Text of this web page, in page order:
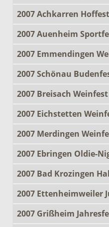
2007 Achkarren Hoffest
2007 Auenheim
2007 Emmendingen
2007 Schönau
2007 Breisach Weinfest
2007 Eichstetten
2007 Merdingen
2007 Ebringen Oldie-
2007 Bad Krozingen
2007 Ettenheimweiler
2007 Grißheim